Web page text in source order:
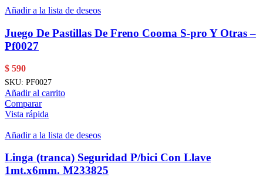
Añadir a la lista de deseos
Juego De Pastillas De Freno Cooma S-pro Y Otras –
Pf0027
$ 590
SKU: PF0027
Añadir al carrito
Comparar
Vista rápida
Añadir a la lista de deseos
Linga (tranca) Seguridad P/bici Con Llave
1mt.x6mm. M233825